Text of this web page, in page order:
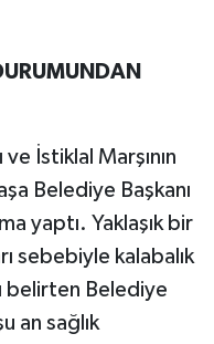
İstiklal Marşının
Belediye Başkanı
yaptı. Yaklaşık bir
sebebiyle kalabalık
belirten Belediye
an sağlık